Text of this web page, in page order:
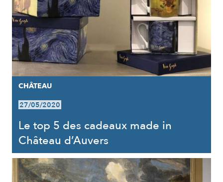
CHÂTEAU
27/05/2020
Le top 5 des cadeaux made in
Château d’Auvers